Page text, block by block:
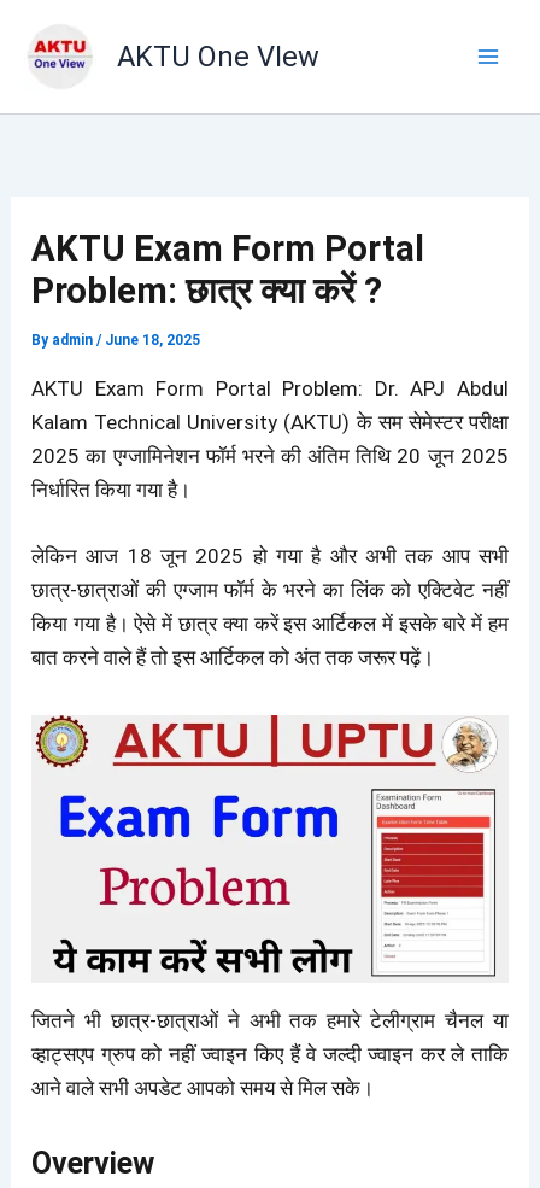
AKTU One VIew
AKTU Exam Form Portal
Problem: छात्र क्या करें ?
By admin/ June 18, 2025
AKTU Exam Form Portal Problem: Dr. APJ Abdul
Kalam Technical University (AKTU) के सम सेमेस्टर परीक्षा
2025 का एग्जामिनेशन फॉर्म भरने की अंतिम तिथि 20 जून 2025
निर्धारित किया गया है।
लेकिन आज 18 जून 2025 हो गया है और अभी तक आप सभी
छात्र-छात्राओं की एग्जाम फॉर्म के भरने का लिंक को एक्टिवेट नहीं
किया गया है। ऐसे में छात्र क्या करें इस आर्टिकल में इसके बारे में हम
बात करने वाले हैं तो इस आर्टिकल को अंत तक जरूर पढ़ें।
जितने भी छात्र-छात्राओं ने अभी तक हमारे टेलीग्राम चैनल या
व्हाट्सएप ग्रुप को नहीं ज्वाइन किए हैं वे जल्दी ज्वाइन कर ले ताकि
आने वाले सभी अपडेट आपको समय से मिल सके।
Overview